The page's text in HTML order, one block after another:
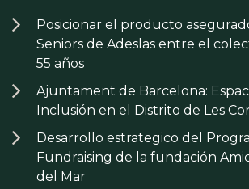
Posicionar el producto
Seniors de Adeslas entre el
55 años
Ajuntament de Barcelona:
Inclusión en el Distrito de Les
Desarrollo estrategico del
Fundraising de la fundación
del Mar